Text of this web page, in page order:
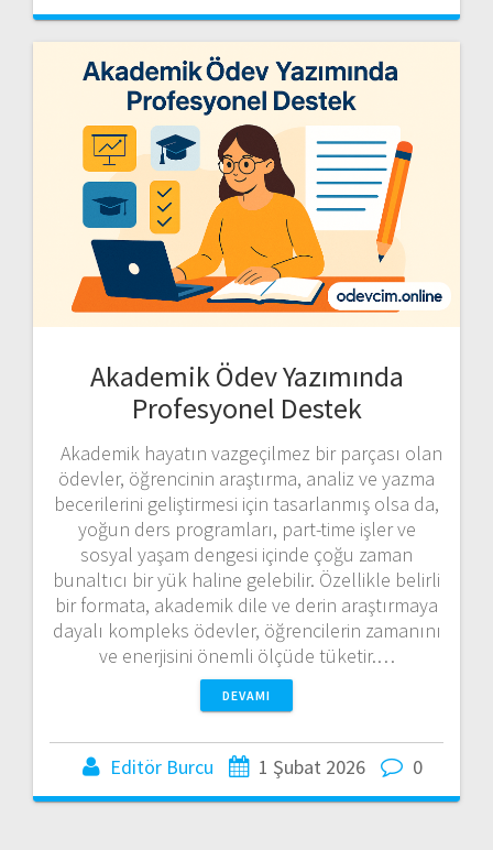
Akademik Ödev Yazımında
Profesyonel Destek
Akademik hayatın vazgeçilmez bir parçası olan
ödevler, öğrencinin araştırma, analiz ve yazma
becerilerini geliştirmesi için tasarlanmış olsa da,
yoğun ders programları, part-time işler ve
sosyal yaşam dengesi içinde çoğu zaman
bunaltıcı bir yük haline gelebilir. Özellikle belirli
bir formata, akademik dile ve derin araştırmaya
dayalı kompleks ödevler, öğrencilerin zamanını
ve enerjisini önemli ölçüde tüketir.…
DEVAMI
Editör Burcu 1 Şubat 2026 0